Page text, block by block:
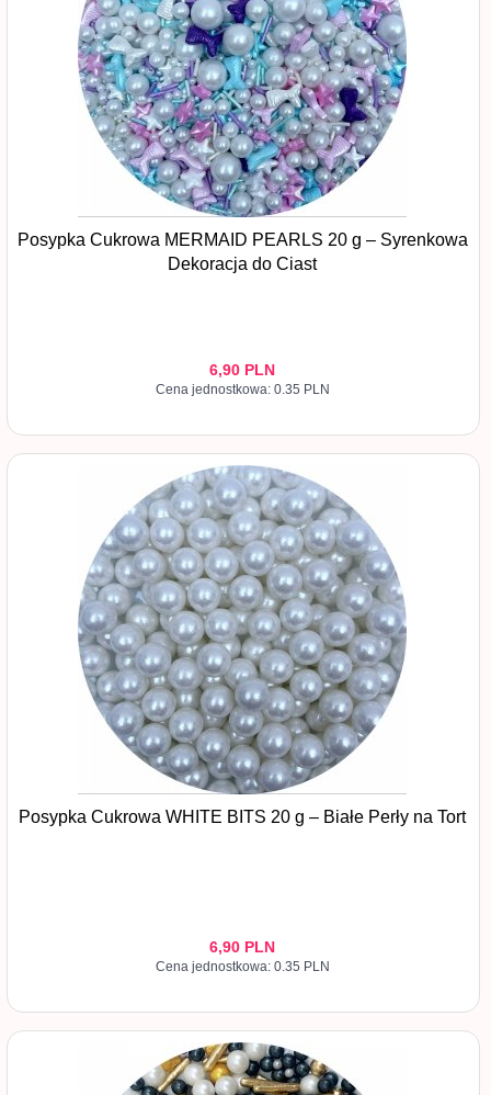
Posypka Cukrowa MERMAID PEARLS 20 g – Syrenkowa
Dekoracja do Ciast
6,90 PLN
Cena jednostkowa: 0.35 PLN
Posypka Cukrowa WHITE BITS 20 g – Białe Perły na Tort
6,90 PLN
Cena jednostkowa: 0.35 PLN